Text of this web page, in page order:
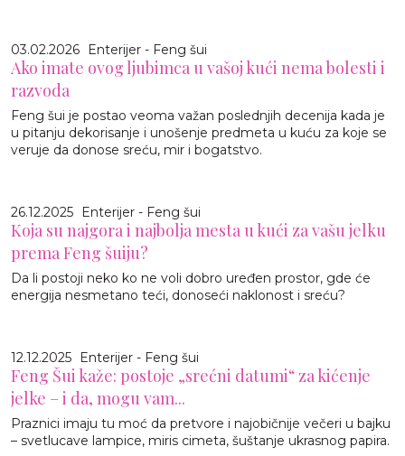
03.02.2026 Enterijer - Feng šui
Ako imate ovog ljubimca u vašoj kući nema bolesti i
razvoda
Feng šui je postao veoma važan poslednjih decenija kada je
u pitanju dekorisanje i unošenje predmeta u kuću za koje se
veruje da donose sreću, mir i bogatstvo.
26.12.2025 Enterijer - Feng šui
Koja su najgora i najbolja mesta u kući za vašu jelku
prema Feng šuiju?
Da li postoji neko ko ne voli dobro uređen prostor, gde će
energija nesmetano teći, donoseći naklonost i sreću?
12.12.2025 Enterijer - Feng šui
Feng Šui kaže: postoje „srećni datumi“ za kićenje
jelke – i da, mogu vam...
Praznici imaju tu moć da pretvore i najobičnije večeri u bajku
– svetlucave lampice, miris cimeta, šuštanje ukrasnog papira.